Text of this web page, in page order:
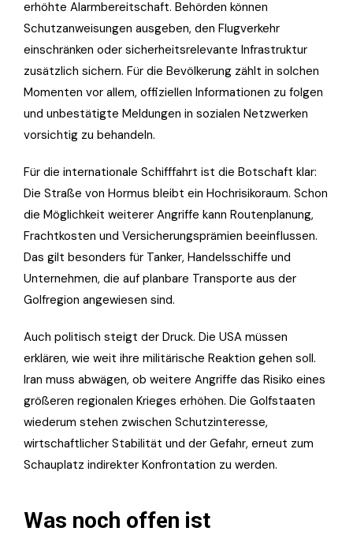
erhöhte Alarmbereitschaft. Behörden können
Schutzanweisungen ausgeben, den Flugverkehr
einschränken oder sicherheitsrelevante Infrastruktur
zusätzlich sichern. Für die Bevölkerung zählt in solchen
Momenten vor allem, offiziellen Informationen zu folgen
und unbestätigte Meldungen in sozialen Netzwerken
vorsichtig zu behandeln.
Für die internationale Schifffahrt ist die Botschaft klar:
Die Straße von Hormus bleibt ein Hochrisikoraum. Schon
die Möglichkeit weiterer Angriffe kann Routenplanung,
Frachtkosten und Versicherungsprämien beeinflussen.
Das gilt besonders für Tanker, Handelsschiffe und
Unternehmen, die auf planbare Transporte aus der
Golfregion angewiesen sind.
Auch politisch steigt der Druck. Die USA müssen
erklären, wie weit ihre militärische Reaktion gehen soll.
Iran muss abwägen, ob weitere Angriffe das Risiko eines
größeren regionalen Krieges erhöhen. Die Golfstaaten
wiederum stehen zwischen Schutzinteresse,
wirtschaftlicher Stabilität und der Gefahr, erneut zum
Schauplatz indirekter Konfrontation zu werden.
Was noch offen ist